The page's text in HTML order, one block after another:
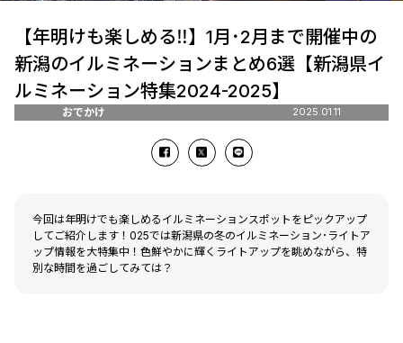
【年明けも楽しめる‼】1月･2月まで開催中の
新潟のイルミネーションまとめ6選【新潟県イ
ルミネーション特集2024-2025】
おでかけ 2025.01.11
今回は年明けでも楽しめるイルミネーションスポットをピックアップ
してご紹介します！025では新潟県の冬のイルミネーション･ライトア
ップ情報を大特集中！色鮮やかに輝くライトアップを眺めながら、特
別な時間を過ごしてみては？